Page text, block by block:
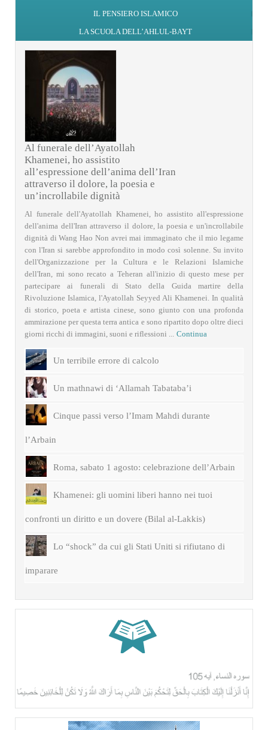
IL PENSIERO ISLAMICO
LA SCUOLA DELL’AHLUL-BAYT
Al funerale dell’Ayatollah
Khamenei, ho assistito
all’espressione dell’anima dell’Iran
attraverso il dolore, la poesia e
un’incrollabile dignità
Al funerale dell'Ayatollah Khamenei, ho assistito all'espressione
dell'anima dell'Iran attraverso il dolore, la poesia e un'incrollabile
dignità di Wang Hao Non avrei mai immaginato che il mio legame
con l'Iran si sarebbe approfondito in modo così solenne. Su invito
dell'Organizzazione per la Cultura e le Relazioni Islamiche
dell'Iran, mi sono recato a Teheran all'inizio di questo mese per
partecipare ai funerali di Stato della Guida martire della
Rivoluzione Islamica, l'Ayatollah Seyyed Ali Khamenei. In qualità
di storico, poeta e artista cinese, sono giunto con una profonda
ammirazione per questa terra antica e sono ripartito dopo oltre dieci
giorni ricchi di immagini, suoni e riflessioni ...
Continua
Un terribile errore di calcolo
Un mathnawi di ‘Allamah Tabataba’i
Cinque passi verso l’Imam Mahdi durante
l’Arbain
Roma, sabato 1 agosto: celebrazione dell’Arbain
Khamenei: gli uomini liberi hanno nei tuoi
confronti un diritto e un dovere (Bilal al-Lakkis)
Lo “shock” da cui gli Stati Uniti si rifiutano di
imparare